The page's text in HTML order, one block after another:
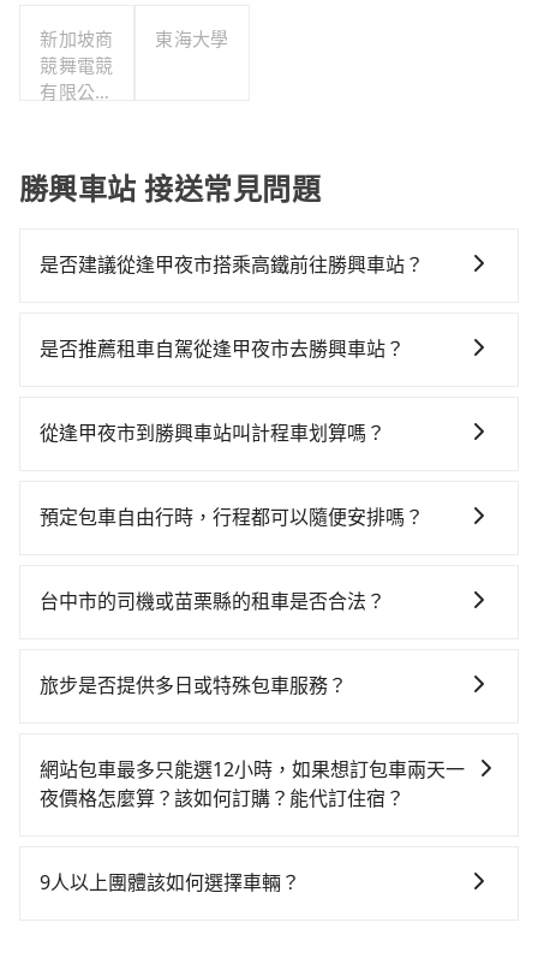
新加坡商
競舞電競
有限公司
東海大學
勝興車站 接送常見問題
是否建議從逢甲夜市搭乘高鐵前往勝興車站？
貴、費時、轉車麻煩！台中-苗栗雖然一天最多時有32班
屯區) 前往最靠近的台中高鐵站，叫一輛計程車花費約
鐘（平均18分）的高鐵從台中站前往苗栗高鐵站，每人
車站 (苗栗縣三義鄉) 的目的地。全程加上轉車時間共1小
漫天喊價或恣意繞路。但如果全程使用tripool並到府專
更會額外浪費64分鐘在轉乘與等車上，現在還不馬上來
預約tripool！
是否推薦租車自駕從逢甲夜市去勝興車站？
對的時間彈性，最重要的是你當天就要來回，那在台中
公里再額外加收$3.2，從逢甲夜市到勝興車站的花費預
小時40元路邊停車費用預估進去，但額外的汽車保險與
較差的車款，如果人數超過四位，更是沒有較大的七人
撞凹的車門仍未被修理，每一次租車都好像在開樂透一
樣。另外，偶爾也會遇到明明已經預約了時間但上一位
小的風險。最後，雖然路邊隨租隨還看似方便，但實際
從逢甲夜市到勝興車站叫計程車划算嗎？
灣大車隊、Uber、Line Taxi、Yoxi等，如果在路邊攔不
等叫車看看。依照里程跳錶計算，價格約為900~1,100
叫車的難度是雙北市的190倍。再加上台中市有些計程車
站的跳表小黃可能較為便宜，但當你們人數超過四位
時，叫兩輛計程車的費用就貴了，如選擇tripool的九人
預定包車自由行時，行程都可以隨便安排嗎？
沒有到達海拔1500公里以上的山區，行程都是可以依照
台中市的司機或苗栗縣的租車是否合法？
車、私家車或野雞車在招攬生意，這不僅是違法可能被
都無法監控或追查。最好別為了省小錢而冒上不必要的
風險。而tripool雇用的司機、使用的車輛以及配合的車
險。最好辨別叫的車是否合法，就看車牌的開頭，只要
旅步是否提供多日或特殊包車服務？
專人回覆您。
網站包車最多只能選12小時，如果想訂包車兩天一
夜價格怎麼算？該如何訂購？能代訂住宿？
需要連續兩天的包車服務，可以在官網上分開預定兩天
9人以上團體該如何選擇車輛？